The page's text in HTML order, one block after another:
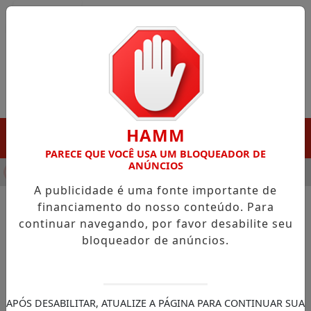
DESTAQUE EM PORTO GRANDE COM ATUAÇÃO VOLTADA
NOTÍCIAS/JUSTIÇA FEDERAL
STJ marca depoimento de
ministro Buzzi de assédio
HAMM
PARECE QUE VOCÊ USA UM BLOQUEADOR DE
ANÚNCIOS
A publicidade é uma fonte importante de
financiamento do nosso conteúdo. Para
continuar navegando, por favor desabilite seu
bloqueador de anúncios.
APÓS DESABILITAR, ATUALIZE A PÁGINA PARA CONTINUAR SUA